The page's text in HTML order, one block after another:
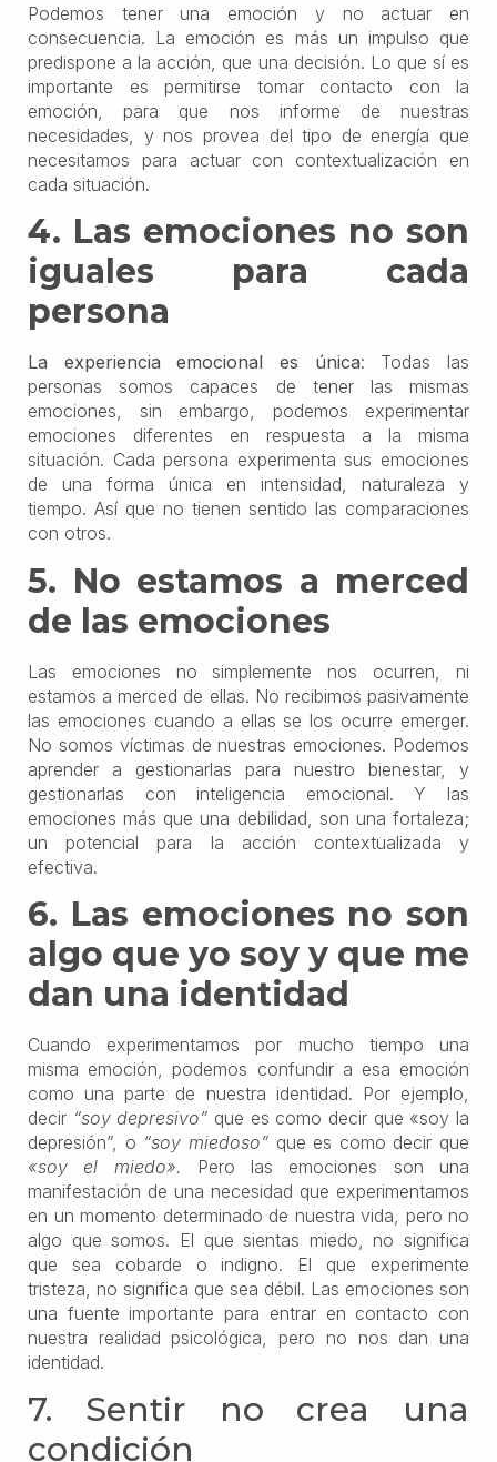
Podemos tener una emoción y no actuar en
consecuencia. La emoción es más un impulso que
predispone a la acción, que una decisión. Lo que sí es
importante es permitirse tomar contacto con la
emoción, para que nos informe de nuestras
necesidades, y nos provea del tipo de energía que
necesitamos para actuar con contextualización en
cada situación.
4. Las emociones no son
iguales para cada
persona
La experiencia emocional es única: Todas las
personas somos capaces de tener las mismas
emociones, sin embargo, podemos experimentar
emociones diferentes en respuesta a la misma
situación. Cada persona experimenta sus emociones
de una forma única en intensidad, naturaleza y
tiempo. Así que no tienen sentido las comparaciones
con otros.
5. No estamos a merced
de las emociones
Las emociones no simplemente nos ocurren, ni
estamos a merced de ellas. No recibimos pasivamente
las emociones cuando a ellas se los ocurre emerger.
No somos víctimas de nuestras emociones. Podemos
aprender a gestionarlas para nuestro bienestar, y
gestionarlas con inteligencia emocional. Y las
emociones más que una debilidad, son una fortaleza;
un potencial para la acción contextualizada y
efectiva.
6. Las emociones no son
algo que yo soy y que me
dan una identidad
Cuando experimentamos por mucho tiempo una
misma emoción, podemos confundir a esa emoción
como una parte de nuestra identidad. Por ejemplo,
decir “soy depresivo” que es como decir que «soy la
depresión”, o “soy miedoso”que es como decir que
«soy el miedo». Pero las emociones son una
manifestación de una necesidad que experimentamos
en un momento determinado de nuestra vida, pero no
algo que somos. El que sientas miedo, no significa
que sea cobarde o indigno. El que experimente
tristeza, no significa que sea débil. Las emociones son
una fuente importante para entrar en contacto con
nuestra realidad psicológica, pero no nos dan una
identidad.
7. Sentir no crea una
condición